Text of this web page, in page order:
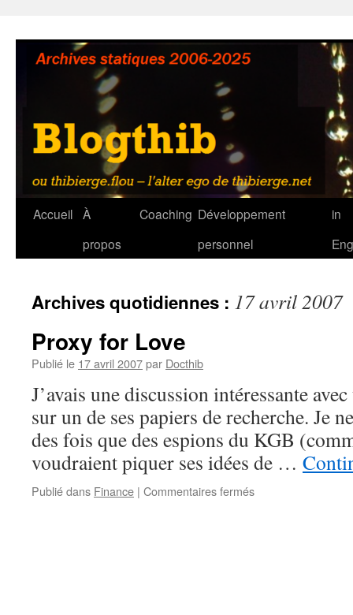
contenu
Accueil À
propos
Coaching Développement
personnel
in
Archives quotidiennes : 17 avril 2007
Proxy for Love
Publié le 17 avril 2007par Docthib
J’avais une discussion intéressante
sur un de ses papiers de recherche. Je
des fois que des espions du KGB
voudraient piquer ses idées de …
Publié dans Finance | Commentaires ferméssur